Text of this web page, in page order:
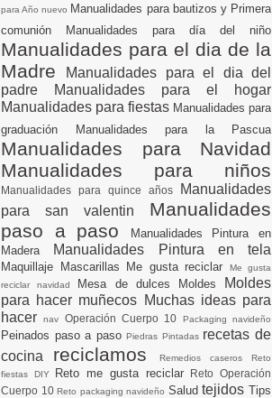
para Año nuevo Manualidades para bautizos y Primera
comunión Manualidades para día del niño
Manualidades para el dia de la
Madre
Manualidades para el dia del
padre
Manualidades para el hogar
Manualidades para fiestas Manualidades para
graduación Manualidades para la Pascua
Manualidades para Navidad
Manualidades para niños
Manualidades para quince años
Manualidades
para san valentin Manualidades
paso a paso
Manualidades Pintura en
Madera
Manualidades Pintura en tela
Maquillaje Mascarillas Me gusta reciclar
Me gusta
reciclar navidad Mesa de dulces Moldes
Moldes
para hacer muñecos Muchas ideas para
hacernav Operación Cuerpo 10 Packaging navideño
Peinados paso a pasoPiedras Pintadas recetas de
cocina reciclamos Remedios caseros Reto
fiestas DIY Reto me gusta reciclar
Reto Operación
Cuerpo 10Reto packaging navideño SaludtejidosTips